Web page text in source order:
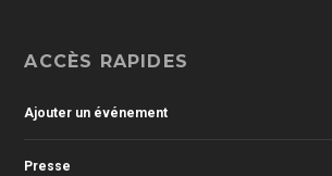
ACCÈS RAPIDES
Ajouter un événement
Presse